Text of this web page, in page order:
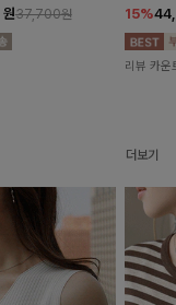
원37,700원 15%
리뷰 카운
더보기